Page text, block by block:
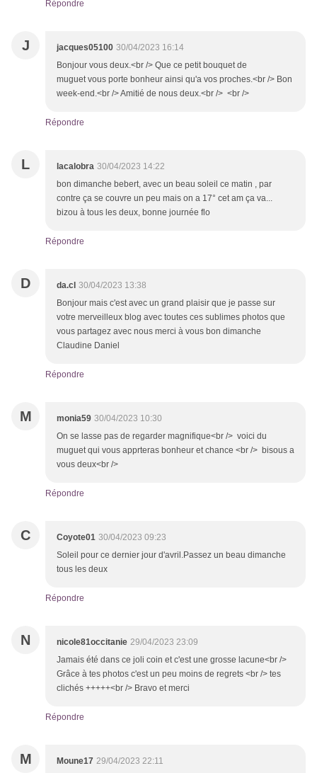
Répondre
J jacques05100 30/04/2023 16:14
Bonjour vous deux.<br /> Que ce petit bouquet de
muguet vous porte bonheur ainsi qu'a vos proches.<br /> Bon
week-end.<br /> Amitié de nous deux.<br /> <br />
Répondre
L lacalobra 30/04/2023 14:22
bon dimanche bebert, avec un beau soleil ce matin , par
contre ça se couvre un peu mais on a 17° cet am ça va...
bizou à tous les deux, bonne journée flo
Répondre
D da.cl 30/04/2023 13:38
Bonjour mais c'est avec un grand plaisir que je passe sur
votre merveilleux blog avec toutes ces sublimes photos que
vous partagez avec nous merci à vous bon dimanche
Claudine Daniel
Répondre
M monia59 30/04/2023 10:30
On se lasse pas de regarder magnifique<br /> voici du
muguet qui vous apprteras bonheur et chance <br /> bisous a
vous deux<br />
Répondre
C Coyote01 30/04/2023 09:23
Soleil pour ce dernier jour d'avril.Passez un beau dimanche
tous les deux
Répondre
N nicole81occitanie 29/04/2023 23:09
Jamais été dans ce joli coin et c'est une grosse lacune<br />
Grâce à tes photos c'est un peu moins de regrets <br /> tes
clichés +++++<br /> Bravo et merci
Répondre
M Moune17 29/04/2023 22:11